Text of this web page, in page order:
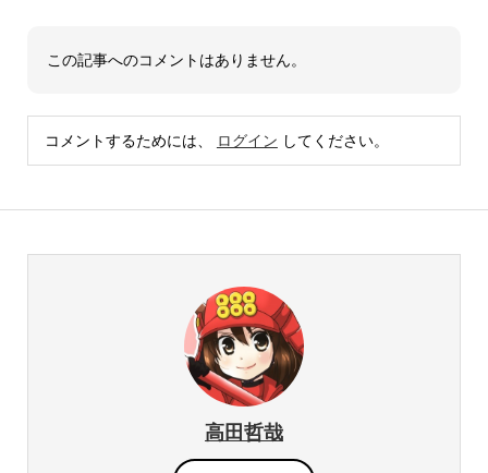
この記事へのコメントはありません。
コメントするためには、 ログイン してください。
高田哲哉